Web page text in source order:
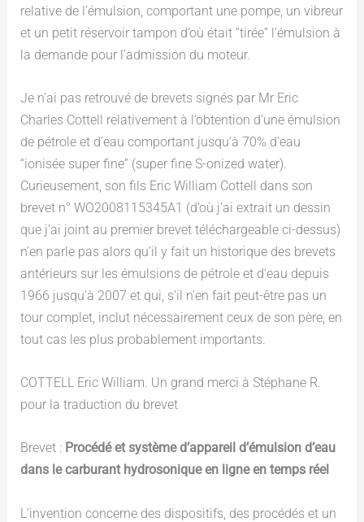
relative de l’émulsion, comportant une pompe, un vibreur
et un petit réservoir tampon d’où était “tirée” l’émulsion à
la demande pour l’admission du moteur.
Je n’ai pas retrouvé de brevets signés par Mr Eric
Charles Cottell relativement à l’obtention d’une émulsion
de pétrole et d’eau comportant jusqu’à 70% d’eau
“ionisée super fine” (super fine S-onized water).
Curieusement, son fils Eric William Cottell dans son
brevet n° WO2008115345A1 (d’où j’ai extrait un dessin
que j’ai joint au premier brevet téléchargeable ci-dessus)
n’en parle pas alors qu’il y fait un historique des brevets
antérieurs sur les émulsions de pétrole et d’eau depuis
1966 jusqu’à 2007 et qui, s’il n’en fait peut-être pas un
tour complet, inclut nécessairement ceux de son père, en
tout cas les plus probablement importants.
COTTELL Eric William. Un grand merci à Stéphane R.
pour la traduction du brevet
Brevet : Procédé et système d’appareil d’émulsion d’eau
dans le carburant hydrosonique en ligne en temps réel
L’invention concerne des dispositifs, des procédés et un